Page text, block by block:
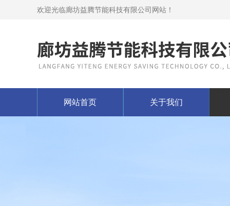
欢迎光临廊坊益腾节能科技有限公司网站！
网站首页 关于我们